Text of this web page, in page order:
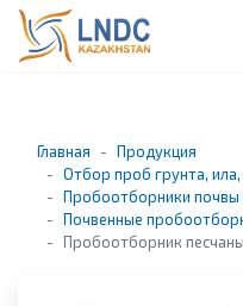
Главная
Продукция
Отбор проб грунта,
Пробоотборники почвы
Почвенные
Пробоотборник